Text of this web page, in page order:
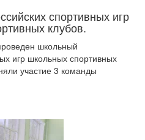
спортивных игр
клубов.
школьный
игр школьных спортивных
участие 3 команды